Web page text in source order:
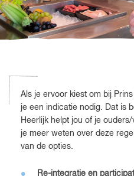
Als je ervoor kiest om bij
je een indicatie nodig. Dat is
Heerlijk helpt jou of je
je meer weten over deze
van de opties.
Re-integratie en